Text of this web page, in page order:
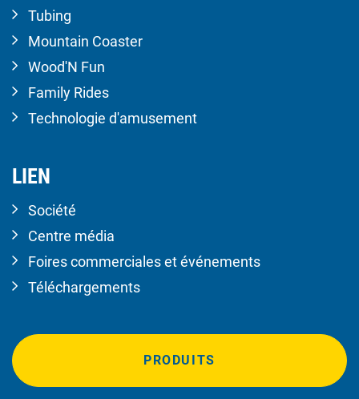
Tubing
Mountain Coaster
Wood'N Fun
Family Rides
Technologie d'amusement
LIEN
Société
Centre média
Foires commerciales et événements
Téléchargements
PRODUITS